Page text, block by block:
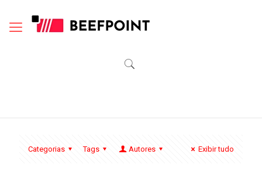
Categorias Tags Autores Exibir tudo